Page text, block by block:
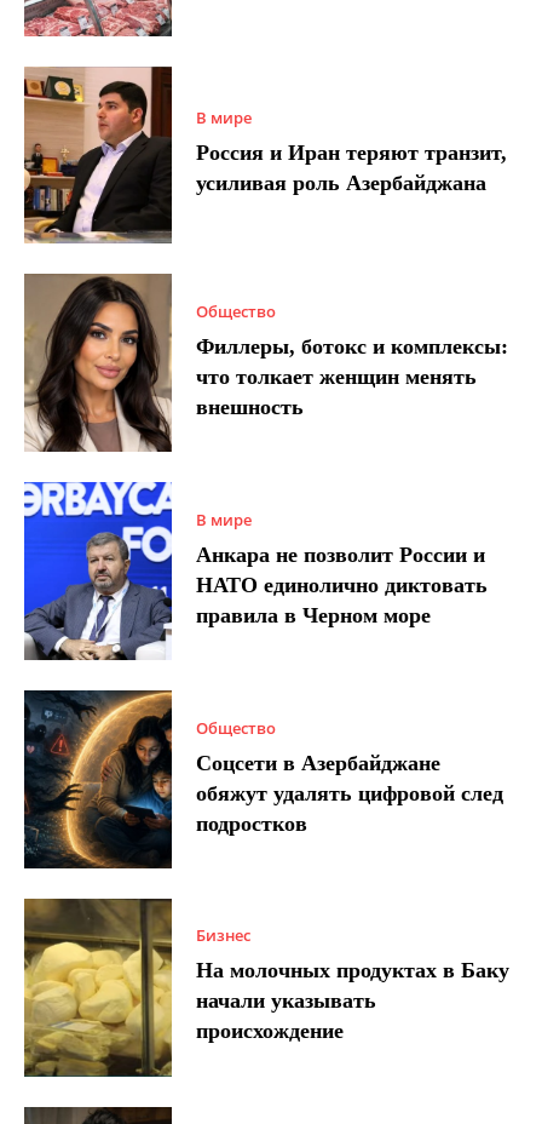
В мире
Россия и Иран теряют транзит,
усиливая роль Азербайджана
Общество
Филлеры, ботокс и комплексы:
что толкает женщин менять
внешность
В мире
Анкара не позволит России и
НАТО единолично диктовать
правила в Черном море
Общество
Соцсети в Азербайджане
обяжут удалять цифровой след
подростков
Бизнес
На молочных продуктах в Баку
начали указывать
происхождение